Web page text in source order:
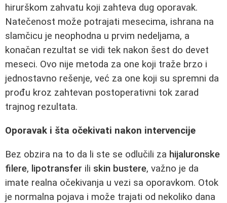
hirurškom zahvatu koji zahteva dug oporavak.
Natečenost može potrajati mesecima, ishrana na
slamčicu je neophodna u prvim nedeljama, a
konačan rezultat se vidi tek nakon šest do devet
meseci. Ovo nije metoda za one koji traže brzo i
jednostavno rešenje, već za one koji su spremni da
prođu kroz zahtevan postoperativni tok zarad
trajnog rezultata.
Oporavak i šta očekivati nakon intervencije
Bez obzira na to da li ste se odlučili za hijaluronske
filere, lipotransfer ili skin bustere, važno je da
imate realna očekivanja u vezi sa oporavkom. Otok
je normalna pojava i može trajati od nekoliko dana